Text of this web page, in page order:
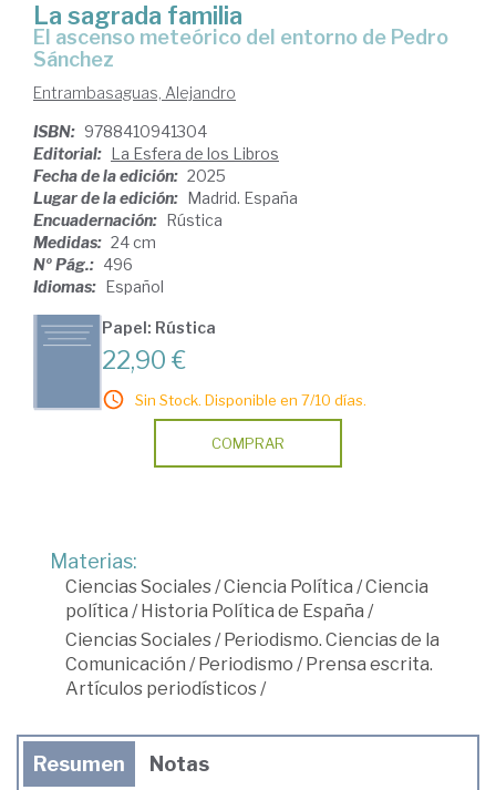
La sagrada familia
El ascenso meteórico del entorno de Pedro
Sánchez
Entrambasaguas, Alejandro
ISBN: 9788410941304
Editorial: La Esfera de los Libros
Fecha de la edición: 2025
Lugar de la edición: Madrid. España
Encuadernación: Rústica
Medidas: 24 cm
Nº Pág.: 496
Idiomas: Español
Papel: Rústica
22,90 €
Sin Stock. Disponible en 7/10 días.
COMPRAR
Materias:
Ciencias Sociales/Ciencia Política /Ciencia
política / Historia Política de España /
Ciencias Sociales/ Periodismo. Ciencias de la
Comunicación / Periodismo / Prensa escrita.
Artículos periodísticos/
Resumen Notas